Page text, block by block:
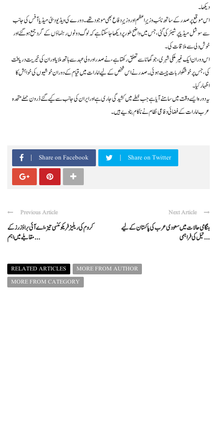
دیکھا۔
اس موقع پر صدر کے ساتھ نائب وزیرِ اعظم اور وزیرِ دفاع بھی موجود تھے۔ دورے کی ویڈیو دبئی میڈیا آفس کی جانب
سے سوشل میڈیا پر شیئر کی گئی، جس میں واضح طور پر دیکھا جا سکتا ہے کہ لوگ دونوں رہنماؤں کے گرد جمع ہو گئے اور
خوش دلی سے ملاقات کی۔
اس دوران ایک غیر ملکی شہری، جو گھانا سے تعلق رکھتا ہے، نے صدر اور ولی عہد سے ہاتھ ملایا اور ان کی خیریت دریافت
کی، جس پر خوشگوار بات چیت ہوئی۔ صدر نے اس شخص کے لیے امارات میں قیام کے دوران خوشیوں کی خواہش کا
اظہار کیا۔
یہ دورہ ایسے وقت میں سامنے آیا ہے جب خطے میں کشیدگی جاری ہے اور ایران کی جانب سے کیے گئے ڈرون حملے متحدہ
عرب امارات کے فضائی دفاعی نظام نے ناکام بنا دیے ہیں۔
Share on Facebook Share on Twitter
Previous Article
کروم کی ریلیز فریکوئنسی تیز، اے آئی براؤزرز کے
مقابلے میں اہم ...
Next Article
ہنگامی حالات میں سعودی عرب کی پاکستان کے لیے
تیل کی فراہمی ...
RELATED ARTICLES
MORE FROM AUTHOR
MORE FROM CATEGORY